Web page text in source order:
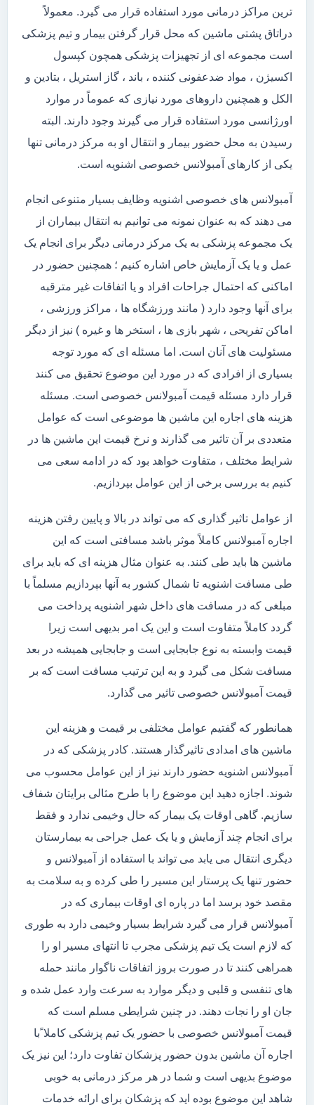
ترین مراکز درمانی مورد استفاده قرار می گیرد. معمولاً
دراتاق پشتی ماشین که محل قرار گرفتن بیمار و تیم پزشکی
است مجموعه ای از تجهیزات پزشکی همچون کپسول
اکسیژن ، مواد ضدعفونی کننده ، باند ، گاز استریل ، بتادین و
الکل و همچنین داروهای مورد نیازی که عموماً در موارد
اورژانسی مورد استفاده قرار می گیرند وجود دارند. البته
رسیدن به محل حضور بیمار و انتقال او به مرکز درمانی تنها
یکی از کارهای آمبولانس خصوصی اشنویه است.
آمبولانس های خصوصی اشنویه وظایف بسیار متنوعی انجام
می دهند که به عنوان نمونه می توانیم به انتقال بیماران از
یک مجموعه پزشکی به یک مرکز درمانی دیگر برای انجام یک
عمل و یا یک آزمایش خاص اشاره کنیم ؛ همچنین حضور در
اماکنی که احتمال جراحات افراد و یا اتفاقات غیر مترقبه
برای آنها وجود دارد ( مانند ورزشگاه ها ، مراکز ورزشی ،
اماکن تفریحی ، شهر بازی ها ، استخر ها و غیره ) نیز از دیگر
مسئولیت های آنان است. اما مسئله ای که مورد توجه
بسیاری از افرادی که در مورد این موضوع تحقیق می کنند
قرار دارد مسئله قیمت آمبولانس خصوصی است. مسئله
هزینه های اجاره این ماشین ها موضوعی است که عوامل
متعددی بر آن تاثیر می گذارند و نرخ قیمت این ماشین ها در
شرایط مختلف ، متفاوت خواهد بود که در ادامه سعی می
کنیم به بررسی برخی از این عوامل بپردازیم.
از عوامل تاثیر گذاری که می تواند در بالا و پایین رفتن هزینه
اجاره آمبولانس کاملاً موثر باشد مسافتی است که این
ماشین ها باید طی کنند. به عنوان مثال هزینه ای که باید برای
طی مسافت اشنویه تا شمال کشور به آنها بپردازیم مسلماً با
مبلغی که در مسافت های داخل شهر اشنویه پرداخت می
گردد کاملاً متفاوت است و این یک امر بدیهی است زیرا
قیمت وابسته به نوع جابجایی است و جابجایی همیشه در بعد
مسافت شکل می گیرد و به این ترتیب مسافت است که بر
قیمت آمبولانس خصوصی تاثیر می گذارد.
همانطور که گفتیم عوامل مختلفی بر قیمت و هزینه این
ماشین های امدادی تاثیرگذار هستند. کادر پزشکی که در
آمبولانس اشنویه حضور دارند نیز از این عوامل محسوب می
شوند. اجازه دهید این موضوع را با طرح مثالی برایتان شفاف
سازیم. گاهی اوقات یک بیمار که حال وخیمی ندارد و فقط
برای انجام چند آزمایش و یا یک عمل جراحی به بیمارستان
دیگری انتقال می یابد می تواند با استفاده از آمبولانس و
حضور تنها یک پرستار این مسیر را طی کرده و به سلامت به
مقصد خود برسد اما در پاره ای اوقات بیماری که در
آمبولانس قرار می گیرد شرایط بسیار وخیمی دارد به طوری
که لازم است یک تیم پزشکی مجرب تا انتهای مسیر او را
همراهی کنند تا در صورت بروز اتفاقات ناگوار مانند حمله
های تنفسی و قلبی و دیگر موارد به سرعت وارد عمل شده و
جان او را نجات دهند. در چنین شرایطی مسلم است که
قیمت آمبولانس خصوصی با حضور یک تیم پزشکی کاملا ًبا
اجاره آن ماشین بدون حضور پزشکان تفاوت دارد؛ این نیز یک
موضوع بدیهی است و شما در هر مرکز درمانی به خوبی
شاهد این موضوع بوده اید که پزشکان برای ارائه خدمات